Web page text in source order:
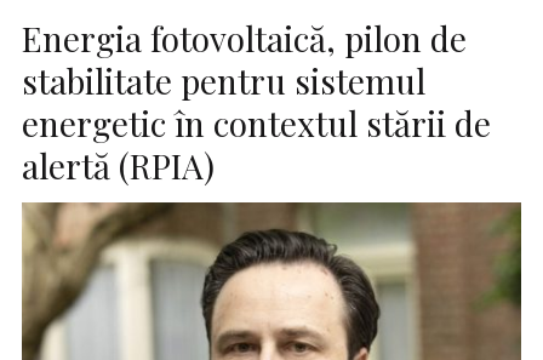
Energia fotovoltaică, pilon de
stabilitate pentru sistemul
energetic în contextul stării de
alertă (RPIA)